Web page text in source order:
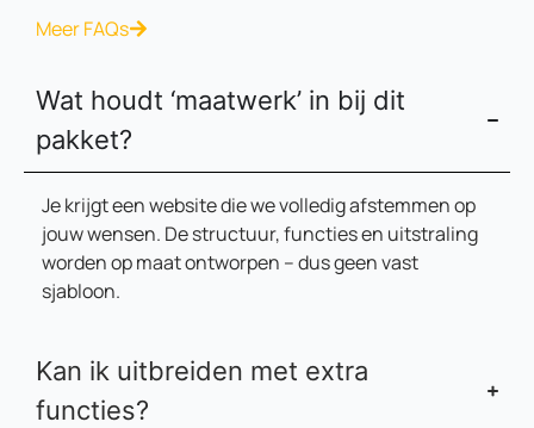
Meer FAQs
Wat houdt ‘maatwerk’ in bij dit
pakket?
Je krijgt een website die we volledig afstemmen op
jouw wensen. De structuur, functies en uitstraling
worden op maat ontworpen – dus geen vast
sjabloon.
Kan ik uitbreiden met extra
functies?